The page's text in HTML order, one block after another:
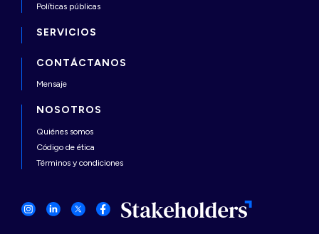
Políticas públicas
SERVICIOS
CONTÁCTANOS
Mensaje
NOSOTROS
Quiénes somos
Código de ética
Términos y condiciones